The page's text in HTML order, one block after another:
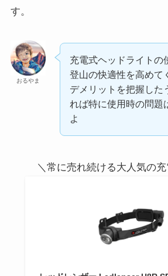
す。
おるやま
充電式ヘッドライトの
登山の快適性を高めて
デメリットを把握した
れば特に使用時の問題
よ
＼常に売れ続ける大人気の